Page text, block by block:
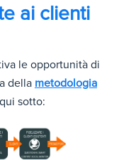
ai clienti
le opportunità di
della metodologia
sotto: